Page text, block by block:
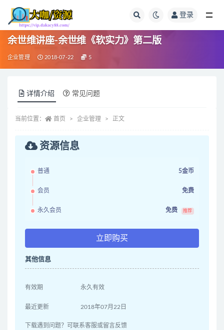
登录
余世维讲座-余世维《软实力》第二版
企业管理 2018-07-22 5
详情介绍 常见问题
当前位置： 首页 企业管理 正文
资源信息
普通 5金币
会员 免费
永久会员 免费 推荐
立即购买
其他信息
有效期 永久有效
最近更新 2018年07月22日
下载遇到问题？可联系客服或留言反馈
全部